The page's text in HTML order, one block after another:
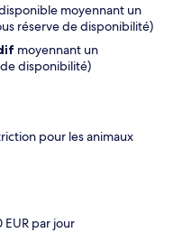
moyennant un
réserve de disponibilité)
moyennant un
disponibilité)
pour les animaux
par jour